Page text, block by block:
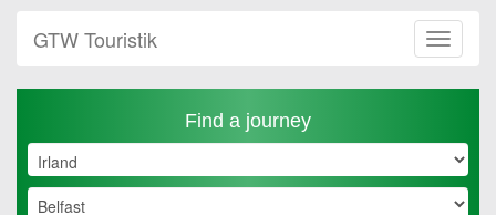
Toggle
GTW Touristik
Find a journey